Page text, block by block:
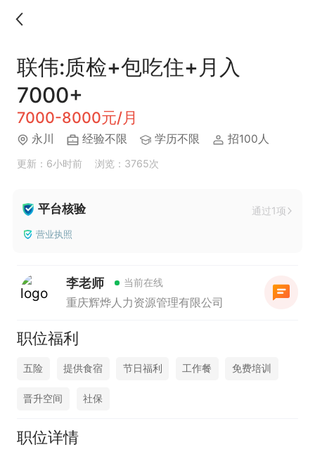
联伟:质检+包吃住+月入
7000+
7000-8000元/月
永川 经验不限 学历不限 招100人
更新：6小时前 浏览：3765次
平台核验 通过1项
营业执照
李老师 当前在线
重庆辉烨人力资源管理有限公司
职位福利
五险 提供食宿 节日福利 工作餐 免费培训
晋升空间 社保
职位详情